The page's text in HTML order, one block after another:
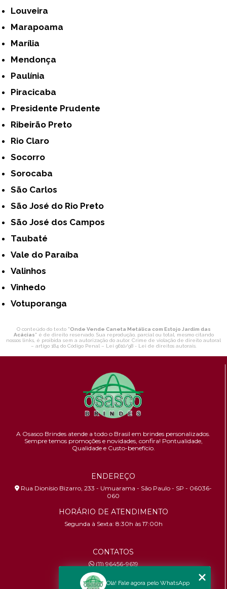
Louveira
Marapoama
Marília
Mendonça
Paulínia
Piracicaba
Presidente Prudente
Ribeirão Preto
Rio Claro
Socorro
Sorocaba
São Carlos
São José do Rio Preto
São José dos Campos
Taubaté
Vale do Paraíba
Valinhos
Vinhedo
Votuporanga
O conteúdo do texto "Onde Vende Caneta Metálica com Estojo Jardim das
Acácias" é de direito reservado. Sua reprodução, parcial ou total, mesmo citando
nossos links, é proibida sem a autorização do autor. Crime de violação de direito autoral
– artigo 184 do Código Penal – Lei 9610/98 - Lei de direitos autorais.
A Osasco Brindes atende a todo o Brasil em brindes personalizados.
Sempre temos promoções e novidades, confira! Pontualidade,
Qualidade e Custo-benefício.
ENDEREÇO
Rua Dionísio Bizarro, 233 - Umuarama - São Paulo - SP - 06036-
060
HORÁRIO DE ATENDIMENTO
Segunda à Sexta: 8:30h às 17:00h
CONTATOS
(11) 96456-9619
contato@osascobrindes.com.br
CNPJ:26.434.153/0001-30
Olá! Fale agora pelo WhatsApp